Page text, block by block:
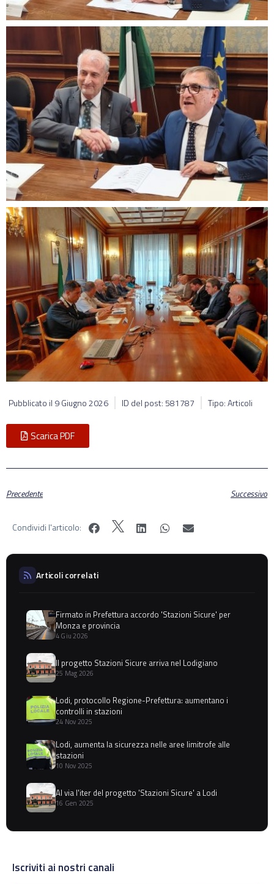
Pubblicato il 9 Giugno 2026 ID del post: 581787 Tipo: Articoli
Scarica PDF
Precedente Successivo
Condividi l'articolo:
Articoli correlati
Firmato in Prefettura accordo 'Stazioni Sicure' per
Monza e provincia
4 Giu 2026
Il progetto Stazioni Sicure arriva nel Lodigiano
25 Mag 2026
Lodi, protocollo Regione-Prefettura: aumentano i
controlli in stazioni
24 Nov 2025
Lodi, aumenta la sicurezza nelle aree limitrofe alle
stazioni
10 Nov 2025
Al via l'iter del progetto 'Stazioni Sicure' a Lodi
16 Gen 2025
Iscriviti ai nostri canali